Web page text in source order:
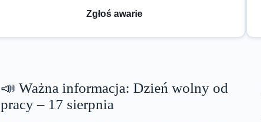
Zgłoś awarie
📣 Ważna informacja: Dzień wolny od
pracy – 17 sierpnia